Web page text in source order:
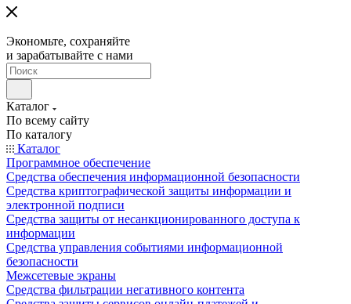
Экономьте, сохраняйте
и зарабатывайте с нами
Каталог
По всему сайту
По каталогу
Каталог
Программное обеспечение
Средства обеспечения информационной безопасности
Средства криптографической защиты информации и
электронной подписи
Средства защиты от несанкционированного доступа к
информации
Средства управления событиями информационной
безопасности
Межсетевые экраны
Средства фильтрации негативного контента